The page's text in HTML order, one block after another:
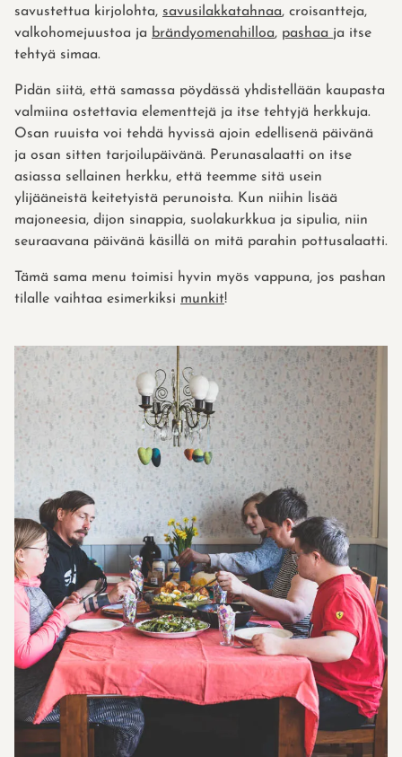
savustettua kirjolohta, savusilakkatahnaa, croisantteja,
valkohomejuustoa ja brändyomenahilloa, pashaa ja itse
tehtyä simaa.
Pidän siitä, että samassa pöydässä yhdistellään kaupasta
valmiina ostettavia elementtejä ja itse tehtyjä herkkuja.
Osan ruuista voi tehdä hyvissä ajoin edellisenä päivänä
ja osan sitten tarjoilupäivänä. Perunasalaatti on itse
asiassa sellainen herkku, että teemme sitä usein
ylijääneistä keitetyistä perunoista. Kun niihin lisää
majoneesia, dijon sinappia, suolakurkkua ja sipulia, niin
seuraavana päivänä käsillä on mitä parahin pottusalaatti.
Tämä sama menu toimisi hyvin myös vappuna, jos pashan
tilalle vaihtaa esimerkiksi munkit!